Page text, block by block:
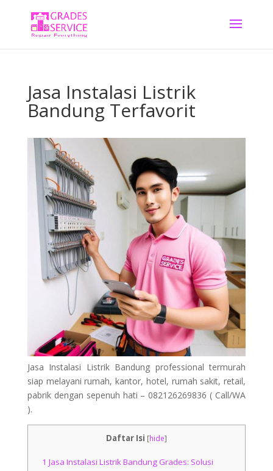
Jasa Instalasi Listrik
Bandung Terfavorit
Jasa Instalasi Listrik Bandung professional termurah
siap melayani rumah, kantor, hotel, rumah sakit, retail,
pabrik dengan sepenuh hati – 082126269836 ( Call/WA
).
Daftar Isi [hide]
1 Jasa Instalasi Listrik Bandung Grades: Solusi